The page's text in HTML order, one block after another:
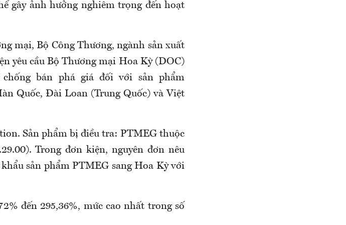
gây ảnh hưởng nghiêm trọng đến hoạt
mại, Bộ Công Thương, ngành sản xuất
yêu cầu Bộ Thương mại Hoa Kỳ (DOC)
bán phá giá đối với sản phẩm
Quốc, Đài Loan (Trung Quốc) và Việt
Sản phẩm bị điều tra: PTMEG thuộc
Trong đơn kiện, nguyên đơn nêu
sản phẩm PTMEG sang Hoa Kỳ với
đến 295,36%, mức cao nhất trong số